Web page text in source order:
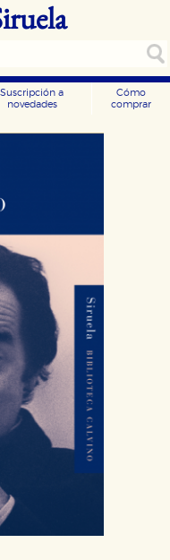
Suscripción a
novedades
Cómo
comprar